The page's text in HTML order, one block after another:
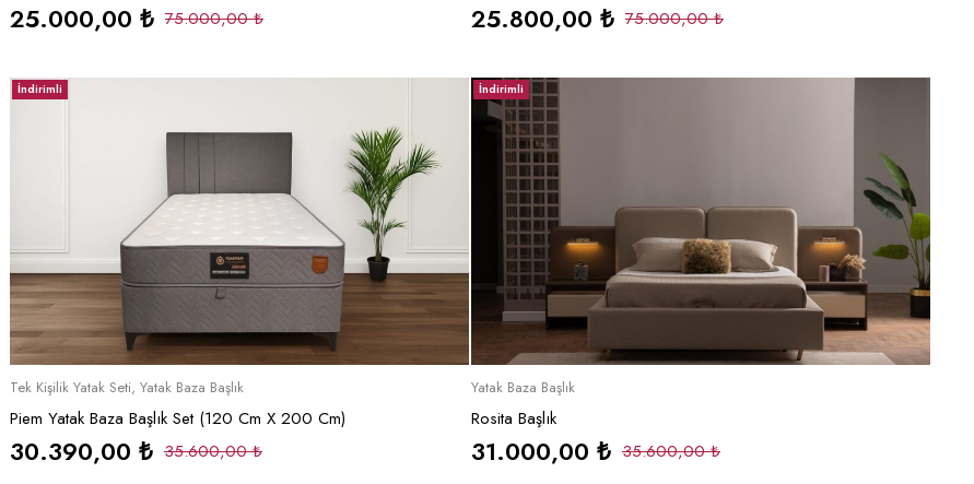
75.000,00₺
25.000,00 ₺
75.000,00₺
25.800,00 ₺
İndirimli
Sepete Ekle
Tek Kişilik Yatak Seti, Yatak Baza Başlık
Piem Yatak Baza Başlık Set (120 Cm X 200 Cm)
35.600,00₺
30.390,00 ₺
İndirimli
Yatak Baza Başlık
Rosita Başlık
35.600,00₺
31.000,00 ₺